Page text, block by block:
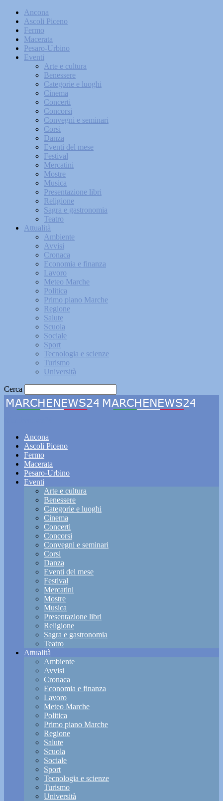
Ancona
Ascoli Piceno
Fermo
Macerata
Pesaro-Urbino
Eventi
Arte e cultura
Benessere
Categorie e luoghi
Cinema
Concerti
Concorsi
Convegni e seminari
Corsi
Danza
Eventi del mese
Festival
Mercatini
Mostre
Musica
Presentazione libri
Religione
Sagra e gastronomia
Teatro
Attualità
Ambiente
Avvisi
Cronaca
Economia e finanza
Lavoro
Meteo Marche
Politica
Primo piano Marche
Regione
Salute
Scuola
Sociale
Sport
Tecnologia e scienze
Turismo
Università
Cerca
Ancona
Ascoli Piceno
Fermo
Macerata
Pesaro-Urbino
Eventi
Arte e cultura
Benessere
Categorie e luoghi
Cinema
Concerti
Concorsi
Convegni e seminari
Corsi
Danza
Eventi del mese
Festival
Mercatini
Mostre
Musica
Presentazione libri
Religione
Sagra e gastronomia
Teatro
Attualità
Ambiente
Avvisi
Cronaca
Economia e finanza
Lavoro
Meteo Marche
Politica
Primo piano Marche
Regione
Salute
Scuola
Sociale
Sport
Tecnologia e scienze
Turismo
Università